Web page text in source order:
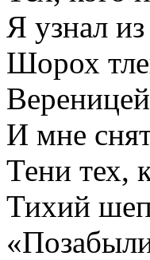
Я узнал
Шорох
И мне
Тени тех,
Тихий